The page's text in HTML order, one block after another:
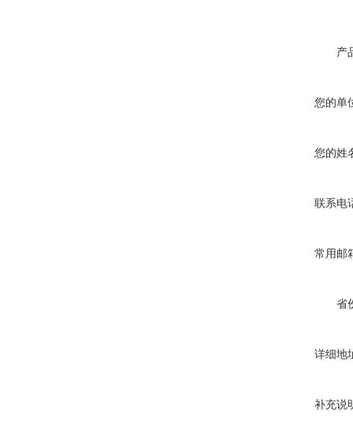
产
您的单
您的姓
联系电
常用邮
省
详细地
补充说